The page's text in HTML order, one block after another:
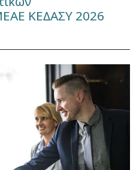
ΚΕΔΑΣΥ 2026